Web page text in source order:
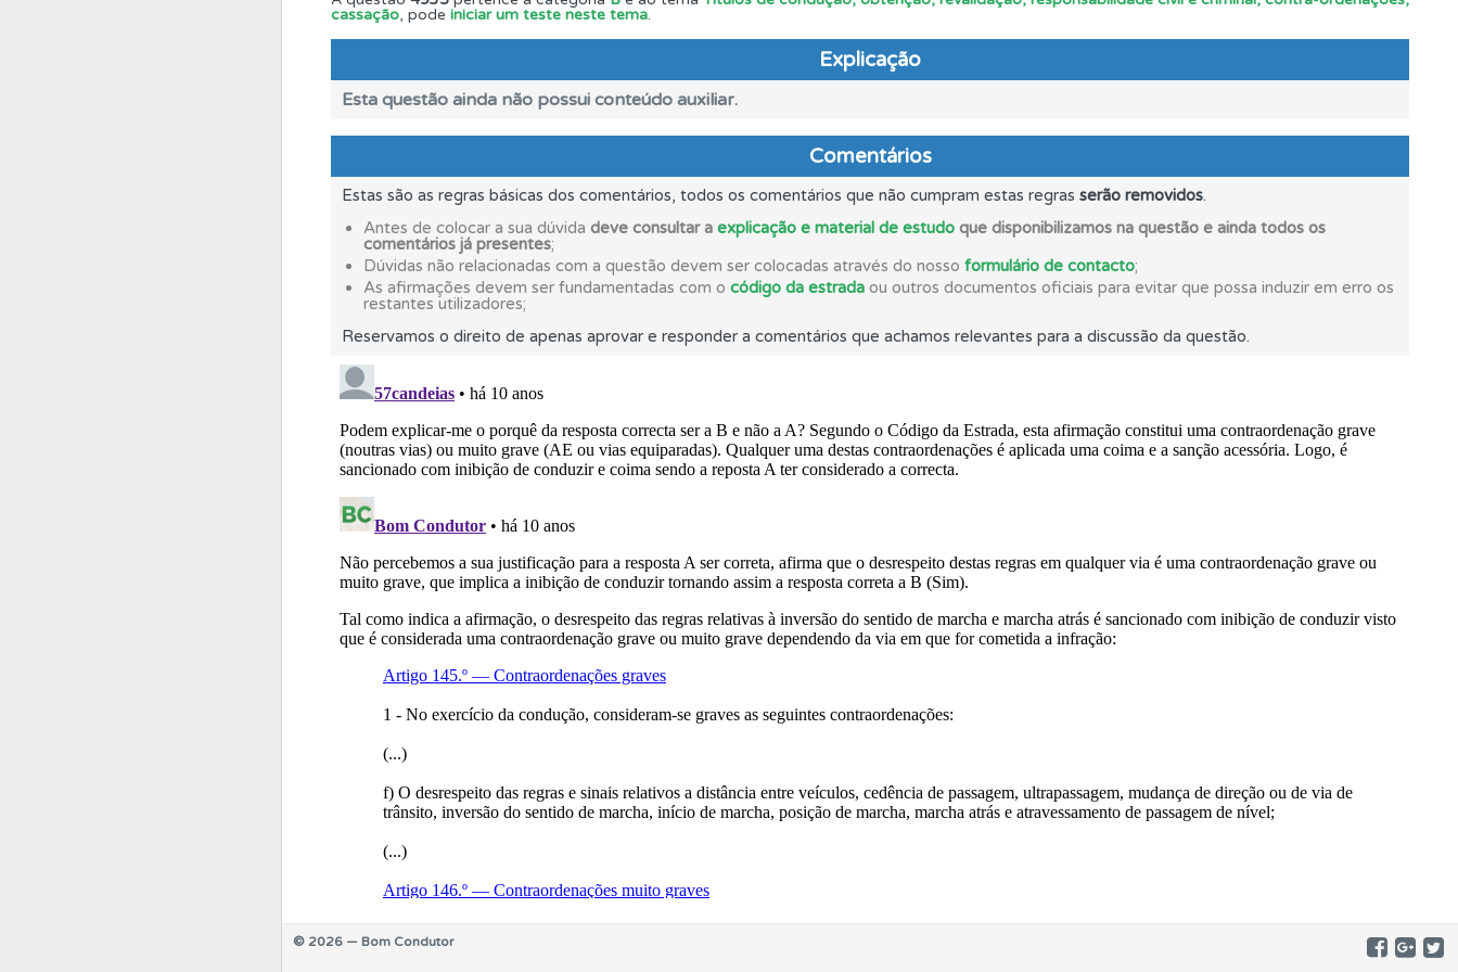
Crie uma conta para ter acesso às suas estatísticas em qualquer equipamento.
Testes O teste "Erradas" apresenta-lhe questões que errou e não voltou a responder.
Testes O teste "Difícil" apresenta-lhe as questões mais falhadas na plataforma.
Perfil Veja as questões que errou no seu perfil.
Questões Consulte os comentários da questão quando tem dúvidas.
Ajuda Use os atalhos de teclado para responder aos testes mais rapidamente.
Biblioteca Consulte o código da estrada na nossa biblioteca.
Veja os temas onde tem mais dificuldades no seu perfil.
cassação, pode iniciar um teste neste tema.
Explicação
Esta questão ainda não possui conteúdo auxiliar.
Comentários
Estas são as regras básicas dos comentários, todos os comentários que não cumpram estas regras serão removidos.
Antes de colocar a sua dúvida deve consultar a explicação e material de estudo que disponibilizamos na questão e ainda todos os
comentários já presentes;
Dúvidas não relacionadas com a questão devem ser colocadas através do nosso formulário de contacto;
As afirmações devem ser fundamentadas com o código da estrada ou outros documentos oficiais para evitar que possa induzir em erro os
restantes utilizadores;
Reservamos o direito de apenas aprovar e responder a comentários que achamos relevantes para a discussão da questão.
© 2026 — Bom Condutor